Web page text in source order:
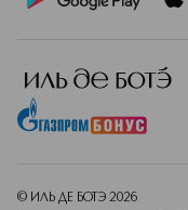
© ИЛЬ ДЕ БОТЭ 2026